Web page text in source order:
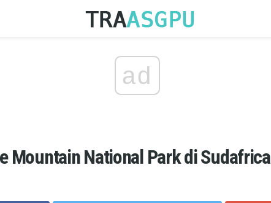
ad
Mountain National Park di Sudafrica